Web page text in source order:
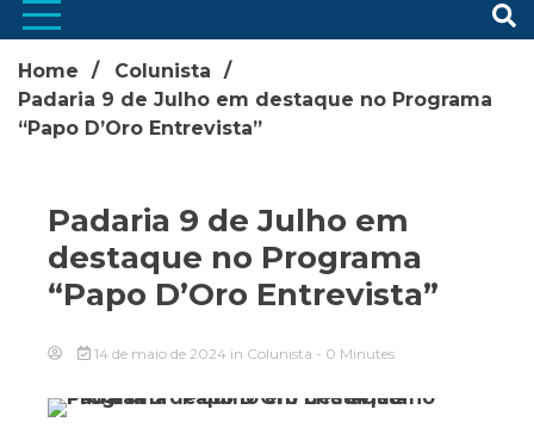
Home
Colunista
Padaria 9 de Julho em destaque no Programa
“Papo D’Oro Entrevista”
Padaria 9 de Julho em
destaque no Programa
“Papo D’Oro Entrevista”
14 de maio de 2024 in Colunista - 0 Minutes